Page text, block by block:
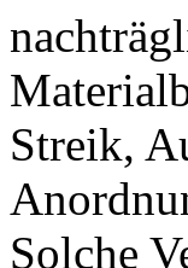
Streik,
Solche